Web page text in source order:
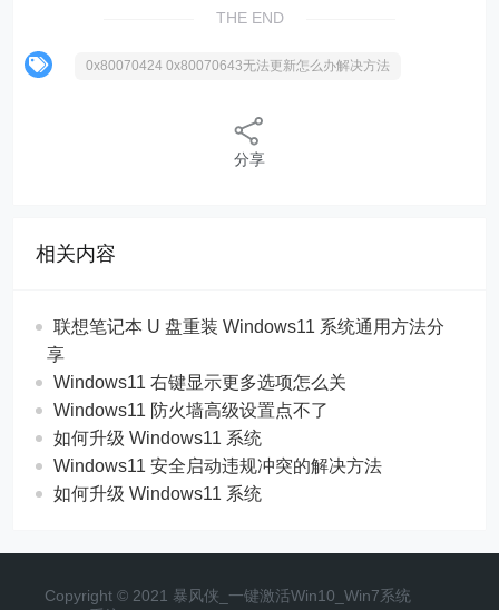
THE END
0x80070424 0x80070643无法更新怎么办解决方法
分享
相关内容
联想笔记本 U 盘重装 Windows11 系统通用方法分
享
Windows11 右键显示更多选项怎么关
Windows11 防火墙高级设置点不了
如何升级 Windows11 系统
Windows11 安全启动违规冲突的解决方法
如何升级 Windows11 系统
Copyright © 2021 暴风侠_一键激活Win10_Win7系统